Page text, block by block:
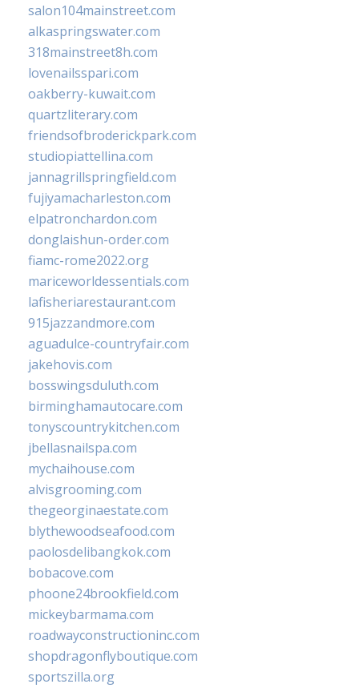
salon104mainstreet.com
alkaspringswater.com
318mainstreet8h.com
lovenailsspari.com
oakberry-kuwait.com
quartzliterary.com
friendsofbroderickpark.com
studiopiattellina.com
jannagrillspringfield.com
fujiyamacharleston.com
elpatronchardon.com
donglaishun-order.com
fiamc-rome2022.org
mariceworldessentials.com
lafisheriarestaurant.com
915jazzandmore.com
aguadulce-countryfair.com
jakehovis.com
bosswingsduluth.com
birminghamautocare.com
tonyscountrykitchen.com
jbellasnailspa.com
mychaihouse.com
alvisgrooming.com
thegeorginaestate.com
blythewoodseafood.com
paolosdelibangkok.com
bobacove.com
phoone24brookfield.com
mickeybarmama.com
roadwayconstructioninc.com
shopdragonflyboutique.com
sportszilla.org